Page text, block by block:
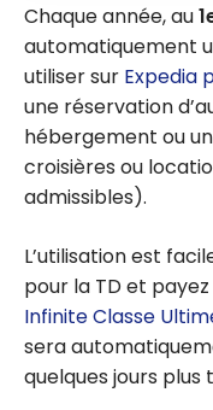
Chaque année, au
automatiquement
utiliser sur Expedia
une réservation
hébergement ou
croisières ou
admissibles).
L’utilisation est
pour la TD et
Infinite Classe
sera
quelques jours plus